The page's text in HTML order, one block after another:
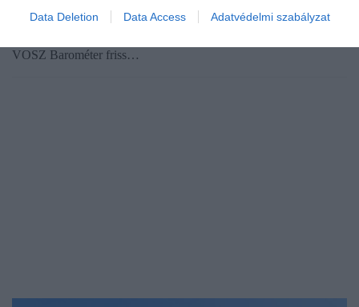
Data Deletion Data Access Adatvédelmi szabályzat
kis- és középvállalkozásokat - mondta Kozák Ákos, a
VOSZ Barométer friss…